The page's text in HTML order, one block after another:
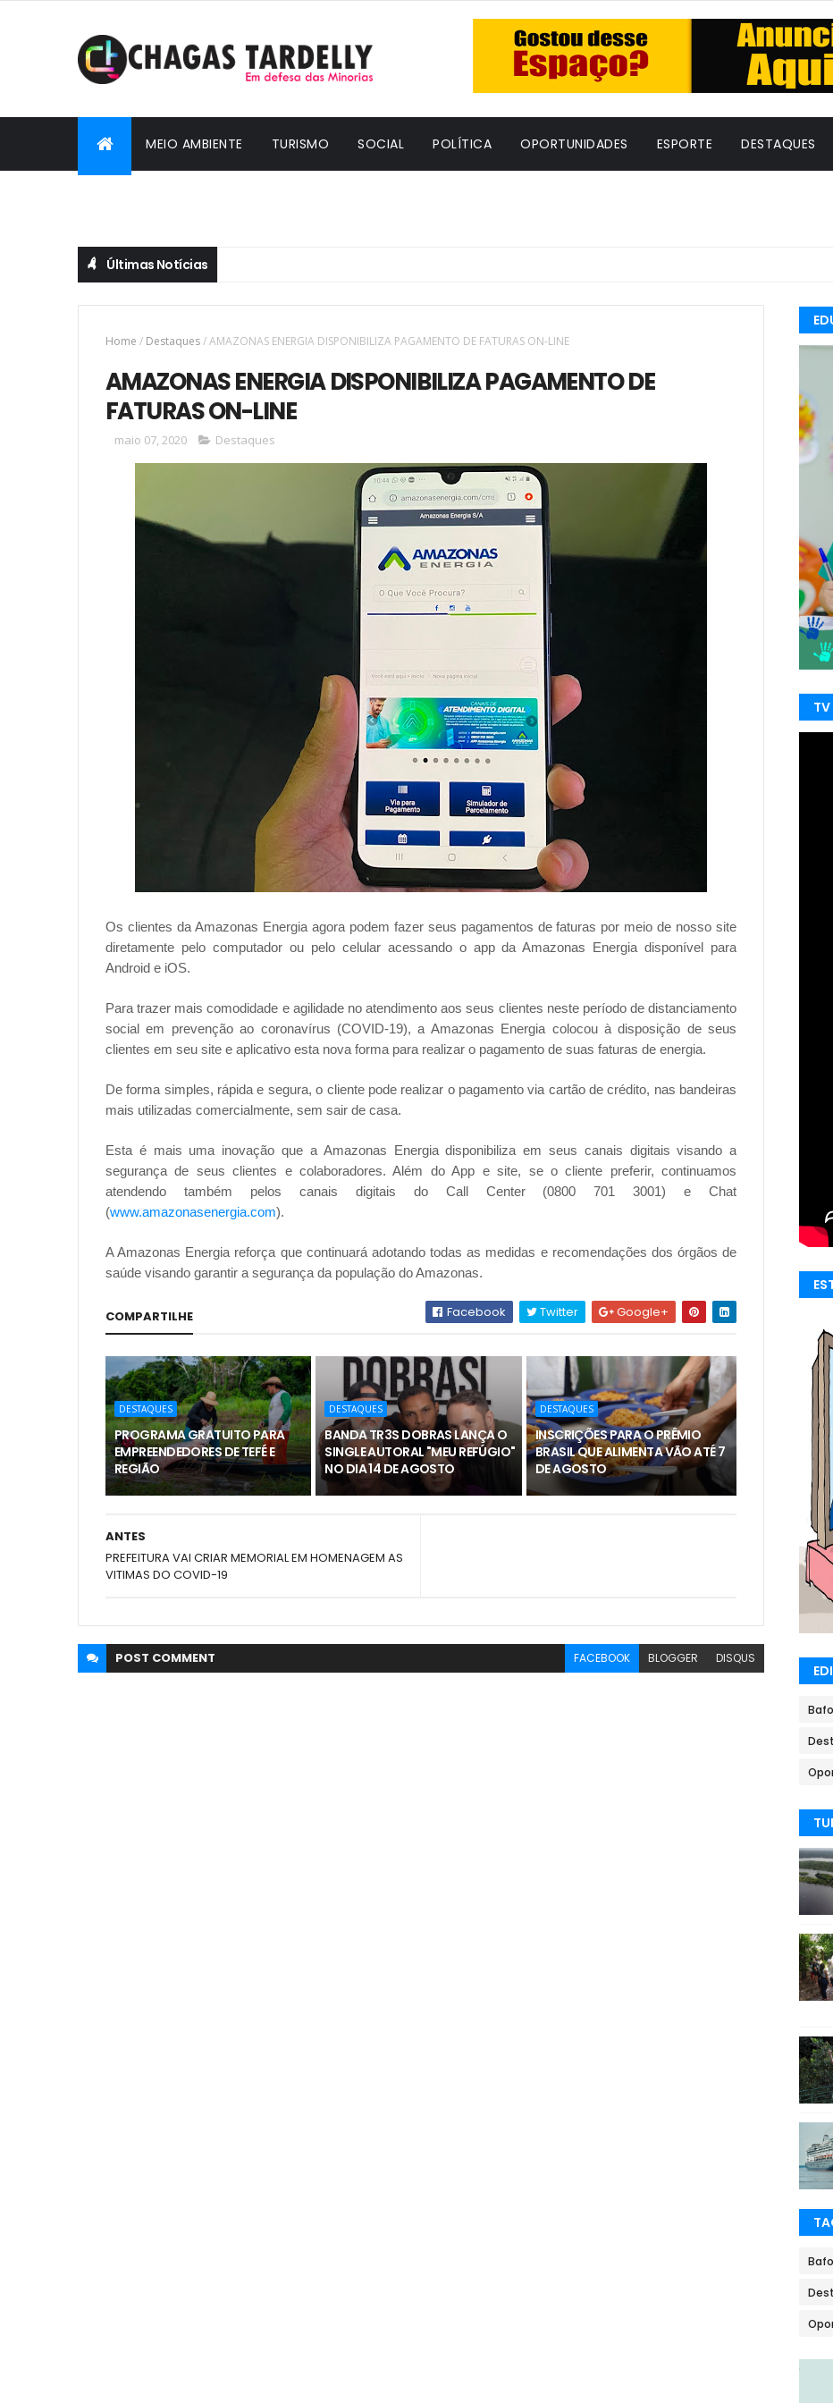
MEIO AMBIENTE TURISMO SOCIAL POLÍTICA OPORTUNIDADES ESPORTE DESTAQUES
Últimas Notícias
Home / Destaques/AMAZONAS ENERGIA DISPONIBILIZA PAGAMENTO DE FATURAS ON-LINE
AMAZONAS ENERGIA DISPONIBILIZA PAGAMENTO DE
FATURAS ON-LINE
maio 07, 2020 Destaques
Os clientes da Amazonas Energia agora podem fazer seus pagamentos de faturas por meio de nosso site
diretamente pelo computador ou pelo celular acessando o app da Amazonas Energia disponível para
Android e iOS.
Para trazer mais comodidade e agilidade no atendimento aos seus clientes neste período de distanciamento
social em prevenção ao coronavírus (COVID-19), a Amazonas Energia colocou à disposição de seus
clientes em seu site e aplicativo esta nova forma para realizar o pagamento de suas faturas de energia.
De forma simples, rápida e segura, o cliente pode realizar o pagamento via cartão de crédito, nas bandeiras
mais utilizadas comercialmente, sem sair de casa.
Esta é mais uma inovação que a Amazonas Energia disponibiliza em seus canais digitais visando a
segurança de seus clientes e colaboradores. Além do App e site, se o cliente preferir, continuamos
atendendo também pelos canais digitais do Call Center (0800 701 3001) e Chat
(www.amazonasenergia.com).
A Amazonas Energia reforça que continuará adotando todas as medidas e recomendações dos órgãos de
saúde visando garantir a segurança da população do Amazonas.
COMPARTILHE Facebook Twitter Google+
DESTAQUES
PROGRAMA GRATUITO PARA
EMPREENDEDORES DE TEFÉ E
REGIÃO
DESTAQUES
BANDA TR3S DOBRAS LANÇA O
SINGLE AUTORAL "MEU REFÚGIO"
NO DIA 14 DE AGOSTO
DESTAQUES
INSCRIÇÕES PARA O PRÊMIO
BRASIL QUE ALIMENTA VÃO ATÉ 7
DE AGOSTO
ANTES
PREFEITURA VAI CRIAR MEMORIAL EM HOMENAGEM AS
VITIMAS DO COVID-19
POST COMMENT FACEBOOK BLOGGER DISQUS